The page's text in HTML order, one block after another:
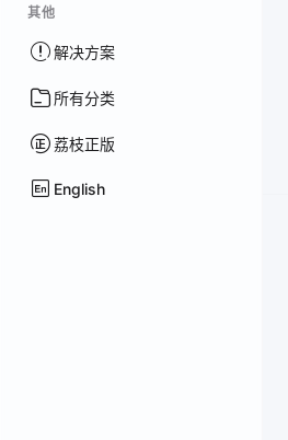
其他
解决方案
所有分类
荔枝正版
English